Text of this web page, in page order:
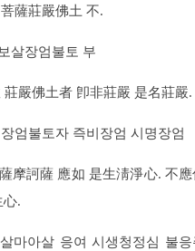
薩莊嚴佛土 不.
살장엄불토 부
嚴佛土者 卽非莊嚴 是名莊嚴.
엄불토자 즉비장엄 시명장엄
摩訶薩 應如 是生淸淨心. 不
心.
마아살 응여 시생청정심 불응